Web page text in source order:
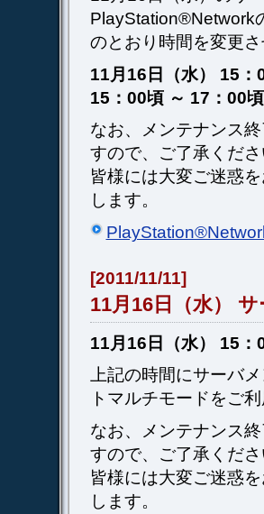
PlayStation®Network
のとおり時間を変更
11月16日（水） 15
15：00頃 ～ 17：00頃
なお、メンテナンス
すので、ご了承くださ
皆様には大変ご迷惑
します。
[2011/11/11]
11月16日（水）
11月16日（水） 15：
上記の時間にサーバ
トマルチモードをご
なお、メンテナンス
すので、ご了承くださ
皆様には大変ご迷惑
します。